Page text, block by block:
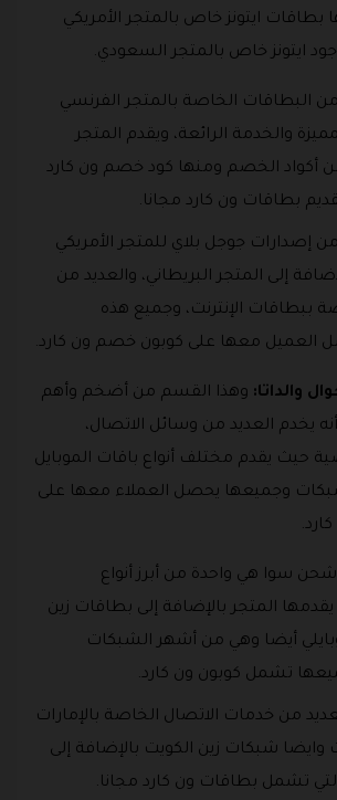
بطاقات ايتونز خاص بالمتجر الأمريكي
ايتونز خاص بالمتجر السعودي.
البطاقات الخاصة بالمتجر الفرنسي
والخدمة الرائعة، ويقدم المتجر
أكواد الخصم ومنها كود خصم ون كارد
بطاقات ون كارد مجانا.
إصدارات جوجل بلاي للمتجر الأمريكي
إلى المتجر البريطاني، والعديد من
ببطاقات الإنترنت، وجميع هذه
العميل معها على كوبون خصم ون كارد.
والداتا: وهذا القسم من أضخم وأهم
يخدم العديد من وسائل الاتصال،
حيث يقدم مختلف أنواع باقات الموبايل
وجميعها يحصل العملاء معها على
سوا هي واحدة من أبرز أنواع
المتجر بالإضافة إلى بطاقات زين
أيضا وهي من أشهر الشبكات
تشمل كوبون ون كارد.
من خدمات الاتصال الخاصة بالإمارات
وايضا شبكات زين الكويت بالإضافة إلى
تشمل بطاقات ون كارد مجانا.